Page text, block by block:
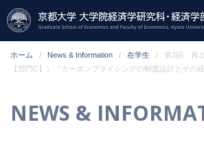
ホーム News & Information 在学生
第2回 再
【部門C】）『カーボンプライシングの制度設計とその
NEWS &